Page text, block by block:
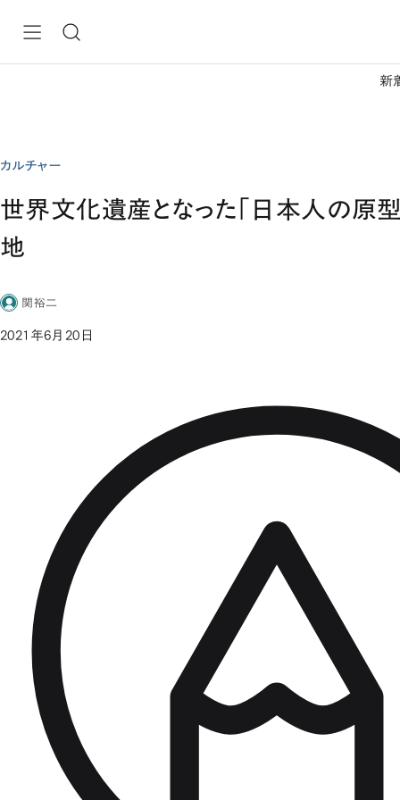
新
カルチャー
世界文化遺産となった「日本人の原
地
関裕二
2021年6月20日